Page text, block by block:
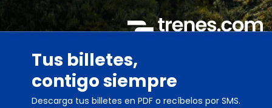
Tus billetes,
contigo siempre
Descarga tus billetes en PDF o recíbelos por SMS.